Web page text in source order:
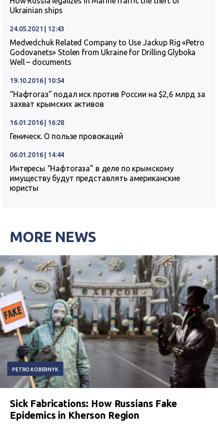
Ukrainian ships
24.05.2021 | 12:43
Medvedchuk Related Company to Use Jackup Rig «Petro
Godovanets» Stolen from Ukraine for Drilling Glyboka
Well – documents
19.10.2016 | 10:54
“Нафтогаз” подал иск против России на $2,6 млрд за
захват крымских активов
16.01.2016 | 16:28
Геническ. О пользе провокаций
06.01.2016 | 14:44
Интересы “Нафтогаза” в деле по крымскому
имуществу будут представлять американские
юристы
MORE NEWS
PETRO KOBERNYK
Sick Fabrications: How Russians Fake
Epidemics in Kherson Region